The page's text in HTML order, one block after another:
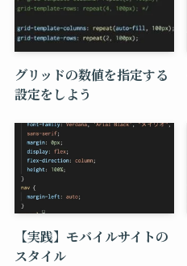
グリッドの数値を指定する
設定をしよう
【実践】モバイルサイトの
スタイル